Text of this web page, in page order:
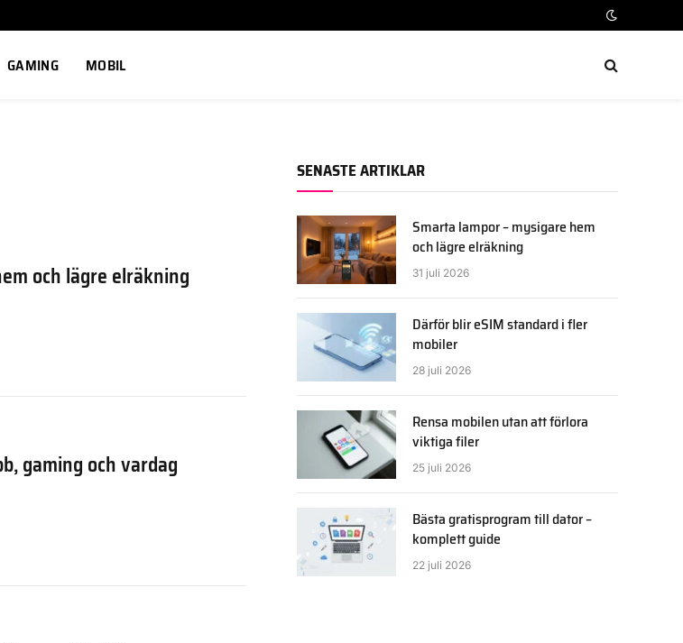
GAMING MOBIL
och lägre elräkning
gaming och vardag
SENASTE ARTIKLAR
Smarta lampor – mysigare hem
och lägre elräkning
31 juli 2026
Därför blir eSIM standard i fler
mobiler
28 juli 2026
Rensa mobilen utan att förlora
viktiga filer
25 juli 2026
Bästa gratisprogram till dator –
komplett guide
22 juli 2026